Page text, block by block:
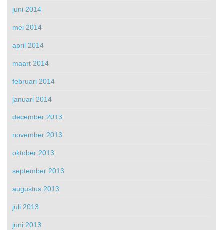
juni 2014
mei 2014
april 2014
maart 2014
februari 2014
januari 2014
december 2013
november 2013
oktober 2013
september 2013
augustus 2013
juli 2013
juni 2013